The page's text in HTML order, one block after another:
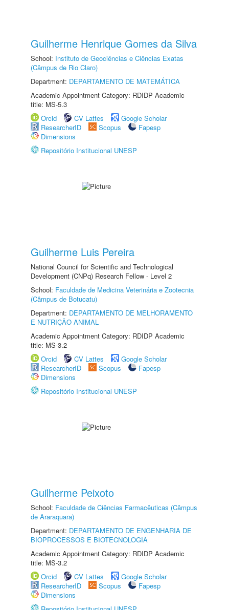
Guilherme Henrique Gomes da Silva
School: Instituto de Geociências e Ciências Exatas
(Câmpus de Rio Claro)
Department: DEPARTAMENTO DE MATEMÁTICA
Academic Appointment Category: RDIDP Academic
title: MS-5.3
Orcid
CV Lattes
Google Scholar
ResearcherID
Scopus
Fapesp
Dimensions
Repositório Institucional UNESP
Guilherme Luis Pereira
National Council for Scientific and Technological
Development (CNPq) Research Fellow - Level 2
School: Faculdade de Medicina Veterinária e Zootecnia
(Câmpus de Botucatu)
Department: DEPARTAMENTO DE MELHORAMENTO
E NUTRIÇÃO ANIMAL
Academic Appointment Category: RDIDP Academic
title: MS-3.2
Orcid
CV Lattes
Google Scholar
ResearcherID
Scopus
Fapesp
Dimensions
Repositório Institucional UNESP
Guilherme Peixoto
School: Faculdade de Ciências Farmacêuticas (Câmpus
de Araraquara)
Department: DEPARTAMENTO DE ENGENHARIA DE
BIOPROCESSOS E BIOTECNOLOGIA
Academic Appointment Category: RDIDP Academic
title: MS-3.2
Orcid
CV Lattes
Google Scholar
ResearcherID
Scopus
Fapesp
Dimensions